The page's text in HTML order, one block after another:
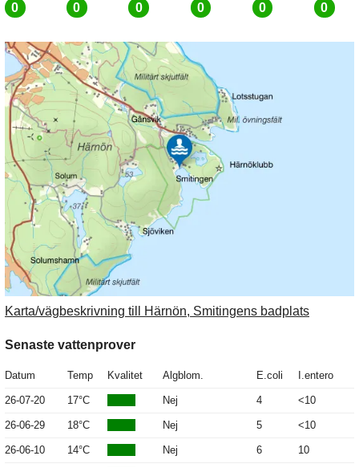
0
0
0
0
0
0
Karta/vägbeskrivning till Härnön, Smitingens badplats
Senaste vattenprover
Datum Temp Kvalitet Algblom. E.coli I.entero
26-07-20 17°C Nej 4 <10
26-06-29 18°C Nej 5 <10
26-06-10 14°C Nej 6 10